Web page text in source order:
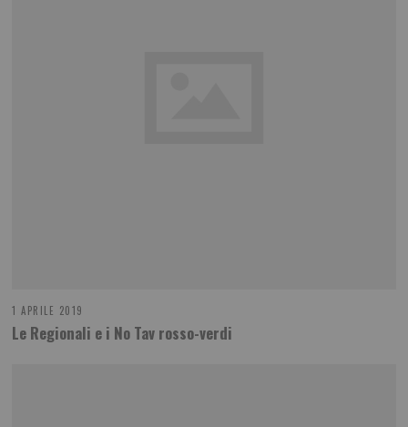
1 APRILE 2019
Le Regionali e i No Tav rosso-verdi